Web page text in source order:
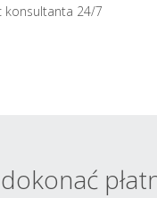
konsultanta 24/7